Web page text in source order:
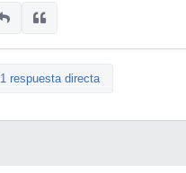
1 respuesta directa